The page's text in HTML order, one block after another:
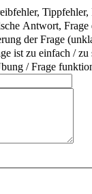
Antwort, Frage
der Frage
ist zu einfach /
/ Frage